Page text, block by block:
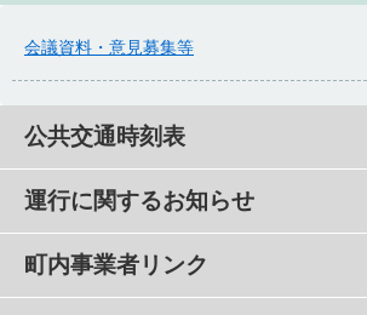
公共交通時刻表
運行に関するお知らせ
町内事業者リンク
会議資料・意見募集等